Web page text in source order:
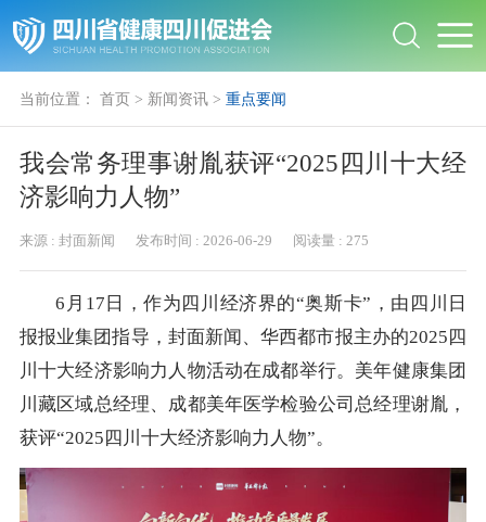
当前位置： 首页 > 新闻资讯 > 重点要闻
我会常务理事谢胤获评“2025四川十大经
济影响力人物”
来源 : 封面新闻 发布时间 :2026-06-29 阅读量 :275
6月17日，作为四川经济界的“奥斯卡”，由四川日
报报业集团指导，封面新闻、华西都市报主办的2025四
川十大经济影响力人物活动在成都举行。美年健康集团
川藏区域总经理、成都美年医学检验公司总经理谢胤，
获评“2025四川十大经济影响力人物”。